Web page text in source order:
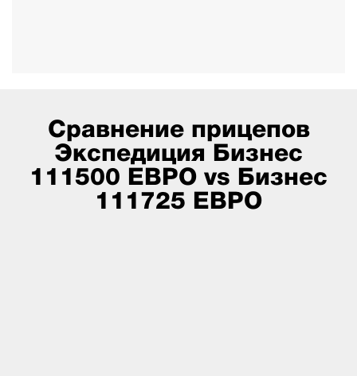
Сравнение прицепов
Экспедиция Бизнес
111500 ЕВРО vs Бизнес
111725 ЕВРО